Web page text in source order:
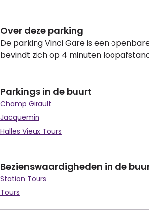
Over deze parking
De parking Vinci Gare is een
bevindt zich op 4 minuten
Parkings in de buurt
Champ Girault
Jacquemin
Halles Vieux Tours
Bezienswaardigheden in de
Station Tours
Tours